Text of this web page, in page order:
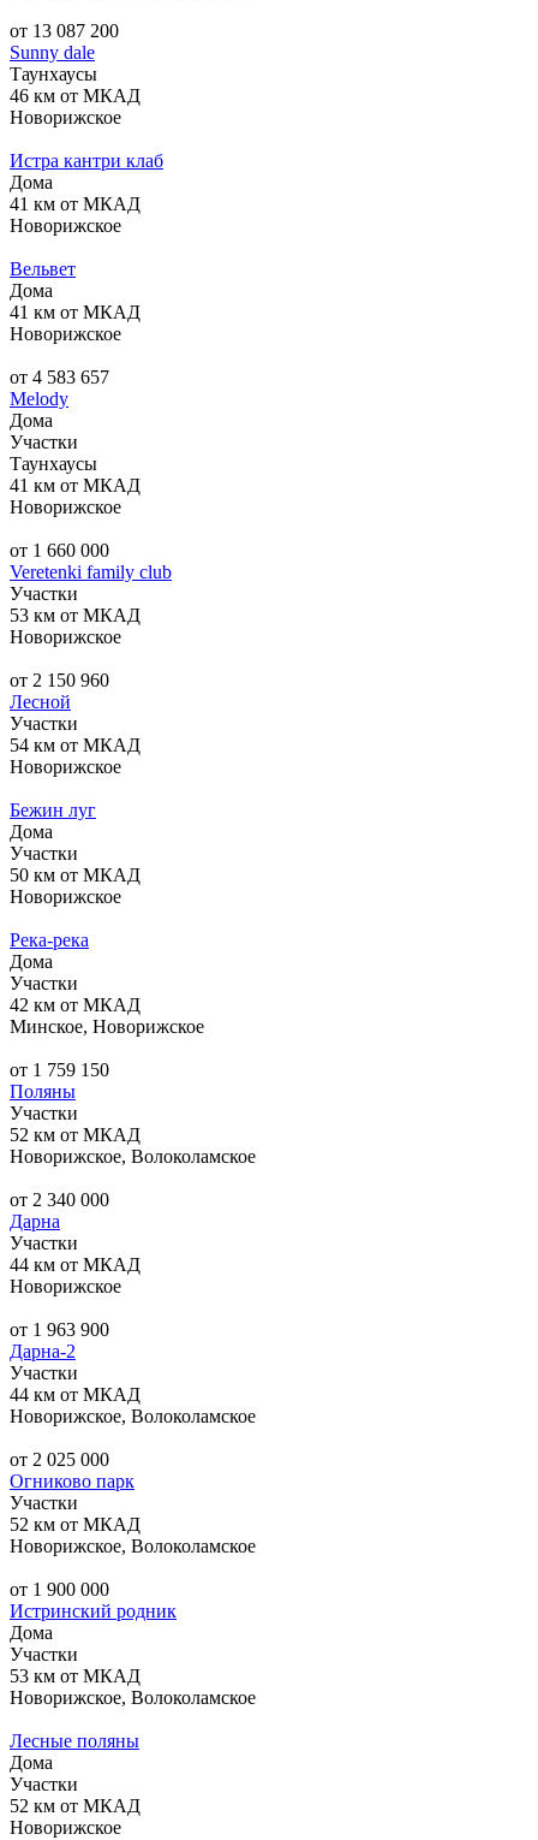
от 13 087 200
Sunny dale
Таунхаусы
46 км от МКАД
Новорижское
Истра кантри клаб
Дома
41 км от МКАД
Новорижское
Вельвет
Дома
41 км от МКАД
Новорижское
от 4 583 657
Melody
Дома
Участки
Таунхаусы
41 км от МКАД
Новорижское
от 1 660 000
Veretenki family club
Участки
53 км от МКАД
Новорижское
от 2 150 960
Лесной
Участки
54 км от МКАД
Новорижское
Бежин луг
Дома
Участки
50 км от МКАД
Новорижское
Река-река
Дома
Участки
42 км от МКАД
Минское, Новорижское
от 1 759 150
Поляны
Участки
52 км от МКАД
Новорижское, Волоколамское
от 2 340 000
Дарна
Участки
44 км от МКАД
Новорижское
от 1 963 900
Дарна-2
Участки
44 км от МКАД
Новорижское, Волоколамское
от 2 025 000
Огниково парк
Участки
52 км от МКАД
Новорижское, Волоколамское
от 1 900 000
Истринский родник
Дома
Участки
53 км от МКАД
Новорижское, Волоколамское
Лесные поляны
Дома
Участки
52 км от МКАД
Новорижское